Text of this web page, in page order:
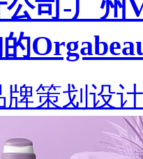
司-广州
策划设